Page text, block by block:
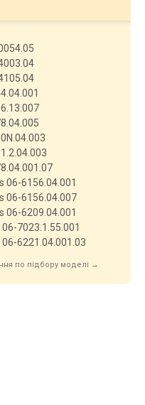
06-6156.04.001
06-6156.04.007
06-6209.04.001
7023.1.55.001
6221.04.001.03
по підбору моделі →